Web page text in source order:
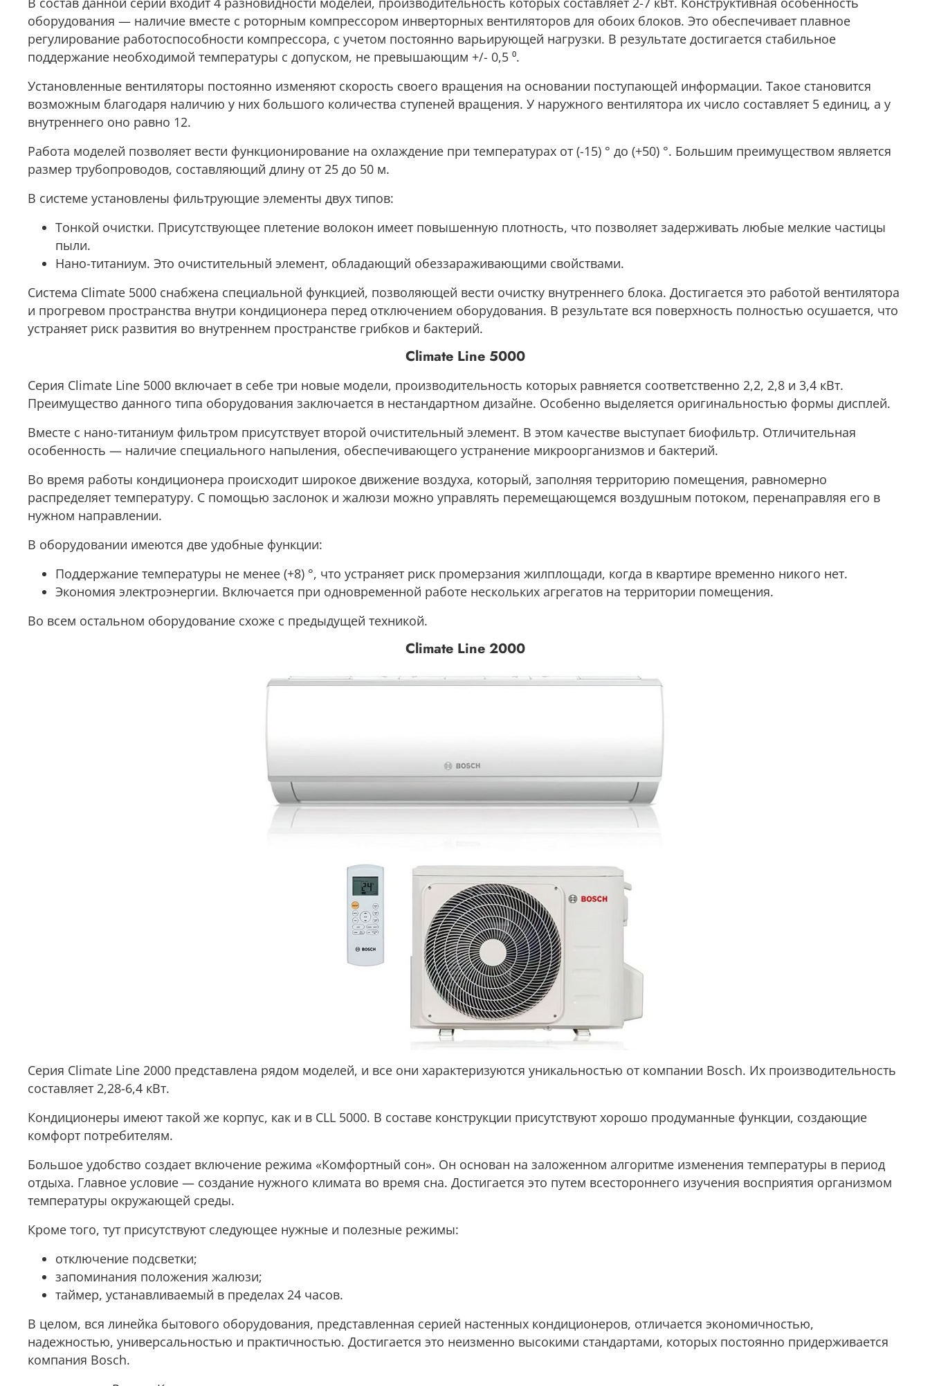
оборудования — наличие вместе с роторным компрессором инверторных вентиляторов для обоих блоков. Это обеспечивает плавное
регулирование работоспособности компрессора, с учетом постоянно варьирующей нагрузки. В результате достигается стабильное
поддержание необходимой температуры с допуском, не превышающим +/- 0,5 ⁰.
Установленные вентиляторы постоянно изменяют скорость своего вращения на основании поступающей информации. Такое становится
возможным благодаря наличию у них большого количества ступеней вращения. У наружного вентилятора их число составляет 5 единиц, а у
внутреннего оно равно 12.
Работа моделей позволяет вести функционирование на охлаждение при температурах от (-15) ° до (+50) °. Большим преимуществом является
размер трубопроводов, составляющий длину от 25 до 50 м.
В системе установлены фильтрующие элементы двух типов:
Тонкой очистки. Присутствующее плетение волокон имеет повышенную плотность, что позволяет задерживать любые мелкие частицы
пыли.
Нано-титаниум. Это очистительный элемент, обладающий обеззараживающими свойствами.
Система Climate 5000 снабжена специальной функцией, позволяющей вести очистку внутреннего блока. Достигается это работой вентилятора
и прогревом пространства внутри кондиционера перед отключением оборудования. В результате вся поверхность полностью осушается, что
устраняет риск развития во внутреннем пространстве грибков и бактерий.
Climate Line 5000
Серия Climate Line 5000 включает в себе три новые модели, производительность которых равняется соответственно 2,2, 2,8 и 3,4 кВт.
Преимущество данного типа оборудования заключается в нестандартном дизайне. Особенно выделяется оригинальностью формы дисплей.
Вместе с нано-титаниум фильтром присутствует второй очистительный элемент. В этом качестве выступает биофильтр. Отличительная
особенность — наличие специального напыления, обеспечивающего устранение микроорганизмов и бактерий.
Во время работы кондиционера происходит широкое движение воздуха, который, заполняя территорию помещения, равномерно
распределяет температуру. С помощью заслонок и жалюзи можно управлять перемещающемся воздушным потоком, перенаправляя его в
нужном направлении.
В оборудовании имеются две удобные функции:
Поддержание температуры не менее (+8) °, что устраняет риск промерзания жилплощади, когда в квартире временно никого нет.
Экономия электроэнергии. Включается при одновременной работе нескольких агрегатов на территории помещения.
Во всем остальном оборудование схоже с предыдущей техникой.
Climate Line 2000
Серия Climate Line 2000 представлена рядом моделей, и все они характеризуются уникальностью от компании Bosch. Их производительность
составляет 2,28-6,4 кВт.
Кондиционеры имеют такой же корпус, как и в CLL 5000. В составе конструкции присутствуют хорошо продуманные функции, создающие
комфорт потребителям.
Большое удобство создает включение режима «Комфортный сон». Он основан на заложенном алгоритме изменения температуры в период
отдыха. Главное условие — создание нужного климата во время сна. Достигается это путем всестороннего изучения восприятия организмом
температуры окружающей среды.
Кроме того, тут присутствуют следующее нужные и полезные режимы:
отключение подсветки;
запоминания положения жалюзи;
таймер, устанавливаемый в пределах 24 часов.
В целом, вся линейка бытового оборудования, представленная серией настенных кондиционеров, отличается экономичностью,
надежностью, универсальностью и практичностью. Достигается это неизменно высокими стандартами, которых постоянно придерживается
компания Bosch.